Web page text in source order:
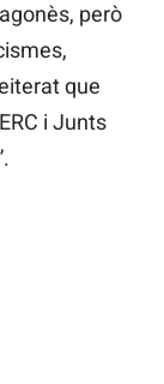
però
que
i Junts